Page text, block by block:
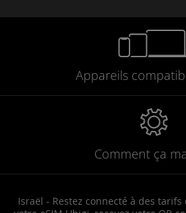
Appareils
Comment ça
Israël - Restez connecté à des